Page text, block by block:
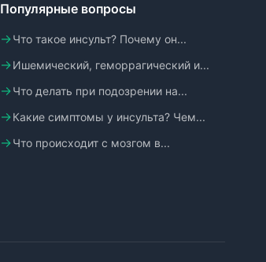
Популярные вопросы
Что такое инсульт? Почему он...
Ишемический, геморрагический и...
Что делать при подозрении на...
Какие симптомы у инсульта? Чем...
Что происходит с мозгом в...